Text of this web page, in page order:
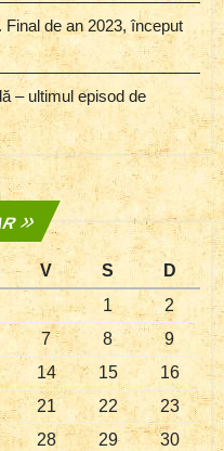
Final de an 2023, început
– ultimul episod de
V S
D
1
2
7 8
9
14 15
16
21 22
23
28 29
30